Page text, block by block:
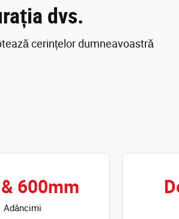
dvs.
cerințelor dumneavoastră
600mm
Adâncimi